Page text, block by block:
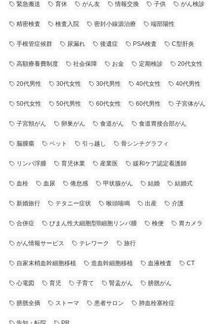
緊急搬送 育休 がん友 情報交換 子供 がん検診
精密検査 検査入院 密封小線源治療 端部陽性
手根管症候群 尿漏れ 後遺症 PSA検査 C型肝炎
高額療養費制度 社会保障 お金 定期検診 20代女性
20代男性 30代女性 30代男性 40代女性 40代男性
50代女性 50代男性 60代女性 60代男性 子宮体がん
子宮頸がん 卵巣がん 食道がん 食道胃接合部がん
脳腫瘍 ペット 引っ越し 骨シンチグラフィ
リンパ浮腫 育児休業 産業医 緩和ケア認定看護師
血栓 血尿 倦怠感 甲状腺がん 結婚 結婚式
新婚旅行 テタニー症状 喉頭喘鳴 出産 介護
合併症 びまん性大細胞型B細胞リンパ腫 検便 胃カメラ
がん情報サービス テレワーク 旅行
自家末梢血幹細胞移植 造血幹細胞移植 血液検査 CT
心電図 育児 子育て 腎盂がん 膀胱がん
膀胱全摘 ストーマ 患者サロン 肺血栓塞栓症